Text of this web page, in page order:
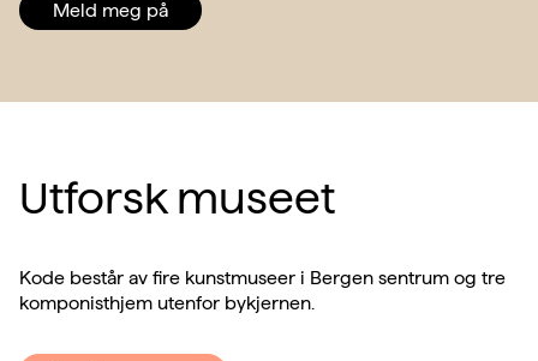
Meld meg på
Utforsk museet
Kode består av fire kunstmuseer i Bergen sentrum og tre
komponisthjem utenfor bykjernen.